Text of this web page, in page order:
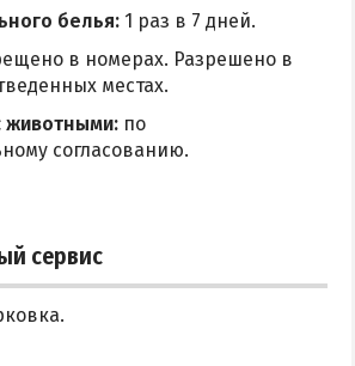
белья: 1 раз в 7 дней.
в номерах. Разрешено в
местах.
животными: по
согласованию.
сервис